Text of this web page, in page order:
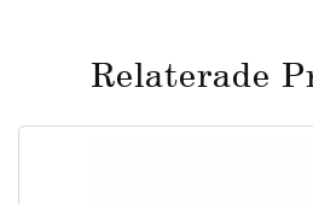
Relaterade